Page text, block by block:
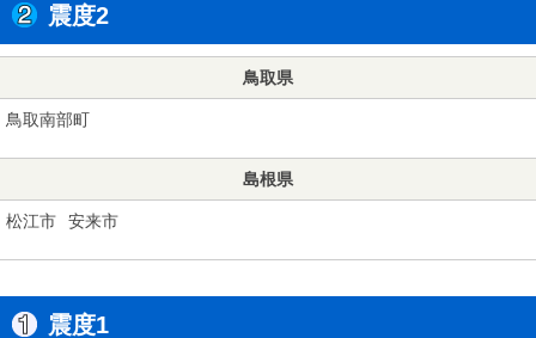
震度2
鳥取県
鳥取南部町
島根県
松江市 安来市
震度1